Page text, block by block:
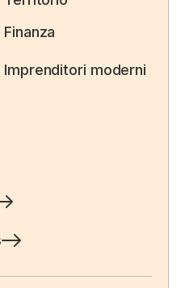
Finanza
Imprenditori moderni